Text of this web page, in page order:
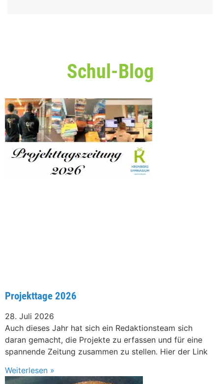
Schul-Blog
Projekttage 2026
28. Juli 2026
Auch dieses Jahr hat sich ein Redaktionsteam sich
daran gemacht, die Projekte zu erfassen und für eine
spannende Zeitung zusammen zu stellen. Hier der Link
Weiterlesen »